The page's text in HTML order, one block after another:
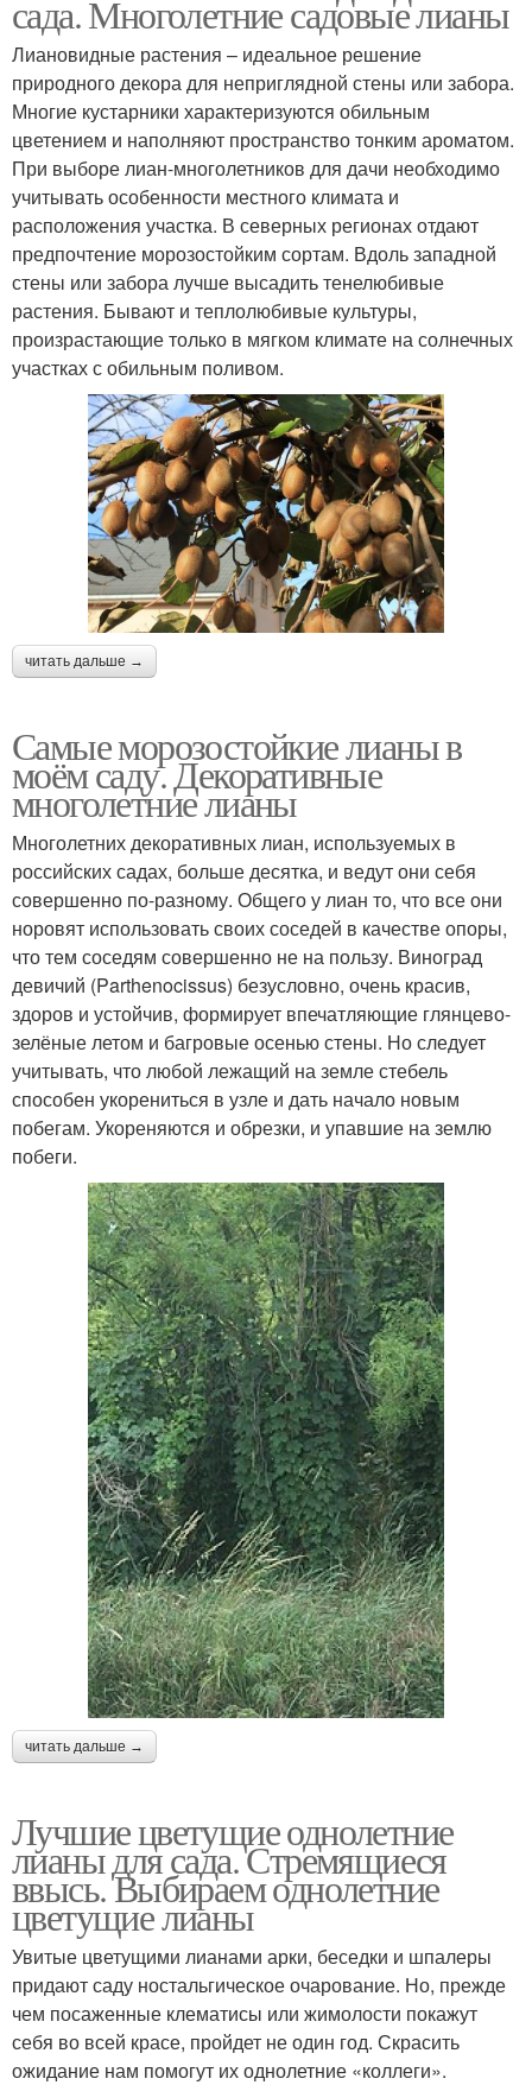
сада. Многолетние садовые лианы
Лиановидные растения – идеальное решение
природного декора для неприглядной стены или забора.
Многие кустарники характеризуются обильным
цветением и наполняют пространство тонким ароматом.
При выборе лиан-многолетников для дачи необходимо
учитывать особенности местного климата и
расположения участка. В северных регионах отдают
предпочтение морозостойким сортам. Вдоль западной
стены или забора лучше высадить тенелюбивые
растения. Бывают и теплолюбивые культуры,
произрастающие только в мягком климате на солнечных
участках с обильным поливом.
читать дальше →
Самые морозостойкие лианы в
моём саду. Декоративные
многолетние лианы
Многолетних декоративных лиан, используемых в
российских садах, больше десятка, и ведут они себя
совершенно по-разному. Общего у лиан то, что все они
норовят использовать своих соседей в качестве опоры,
что тем соседям совершенно не на пользу. Виноград
девичий (Parthenocissus) безусловно, очень красив,
здоров и устойчив, формирует впечатляющие глянцево-
зелёные летом и багровые осенью стены. Но следует
учитывать, что любой лежащий на земле стебель
способен укорениться в узле и дать начало новым
побегам. Укореняются и обрезки, и упавшие на землю
побеги.
читать дальше →
Лучшие цветущие однолетние
лианы для сада. Стремящиеся
ввысь. Выбираем однолетние
цветущие лианы
Увитые цветущими лианами арки, беседки и шпалеры
придают саду ностальгическое очарование. Но, прежде
чем посаженные клематисы или жимолости покажут
себя во всей красе, пройдет не один год. Скрасить
ожидание нам помогут их однолетние «коллеги».